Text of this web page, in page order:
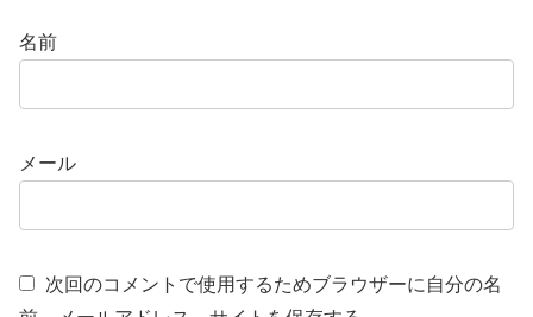
名前
メール
次回のコメントで使用するためブラウザーに自分の名